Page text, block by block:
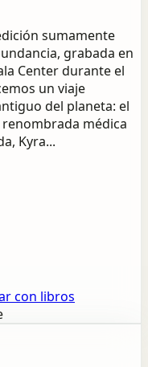
sumamente
grabada en
Center durante el
un viaje
del planeta: el
médica
Kyra...
con libros